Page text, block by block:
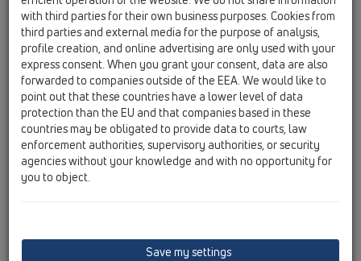
Spojovacia rozdvojka DN110/50 so spojovacím
tesnením
HL202G
08 WC / Produkty / HL202 / HL202G
Spojovaci kus DN110 so spojovacím tesnením
HL203/1
08 WC / Produkty / HL203 / HL203/1
WC-Prípojka DN110 s manžetovým tesnením
tesnením
with third parties for their own business purposes. Cookies from
third parties and external media for the purpose of analysis,
profile creation, and online advertising are only used with your
express consent. When you grant your consent, data are also
forwarded to companies outside of the EEA. We would like to
point out that these countries have a lower level of data
protection than the EU and that companies based in these
countries may be obligated to provide data to courts, law
enforcement authorities, supervisory authorities, or security
agencies without your knowledge and with no opportunity for
you to object.
Save my settings